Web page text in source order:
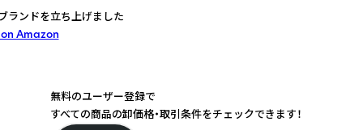
ランドを立ち上げました
Amazon
無料のユーザー登録で
すべての商品の卸価格・取引条件をチェックできます！